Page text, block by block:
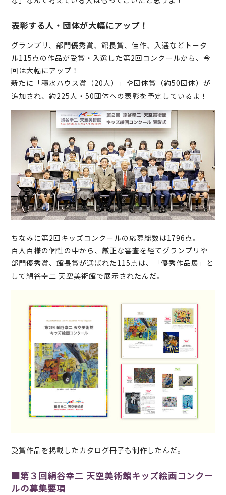
表彰する人・団体が大幅にアップ！
グランプリ、部門優秀賞、館長賞、佳作、入選などトータ
ル115点の作品が受賞・入選した第2回コンクールから、今
回は大幅にアップ！
新たに「積水ハウス賞（20人）」や団体賞（約50団体）が
追加され、約225人・50団体への表彰を予定しているよ！
ちなみに第2回キッズコンクールの応募総数は1796点。
百人百様の個性の中から、厳正な審査を経てグランプリや
部門優秀賞、館長賞が選ばれた115点は、「優秀作品展」と
して絹谷幸二 天空美術館で展示されたんだ。
受賞作品を掲載したカタログ冊子も制作したんだ。
■第３回絹谷幸二 天空美術館キッズ絵画コンクー
ルの募集要項